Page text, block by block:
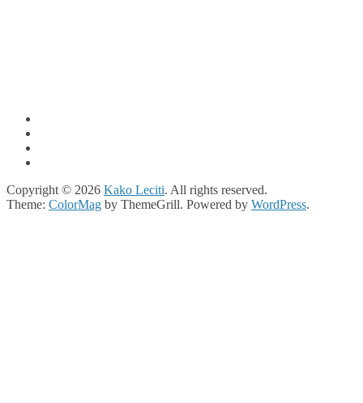
Copyright © 2026 Kako Leciti. All rights reserved.
Theme: ColorMag by ThemeGrill. Powered by WordPress.